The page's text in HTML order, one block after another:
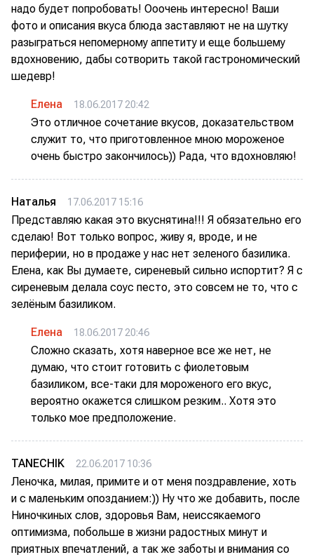
надо будет попробовать! Ооочень интересно! Ваши
фото и описания вкуса блюда заставляют не на шутку
разыграться непомерному аппетиту и еще большему
вдохновению, дабы сотворить такой гастрономический
шедевр!
Елена 18.06.2017 20:42
Это отличное сочетание вкусов, доказательством
служит то, что приготовленное мною мороженое
очень быстро закончилось)) Рада, что вдохновляю!
Наталья 17.06.2017 15:16
Представляю какая это вкуснятина!!! Я обязательно его
сделаю! Вот только вопрос, живу я, вроде, и не
периферии, но в продаже у нас нет зеленого базилика.
Елена, как Вы думаете, сиреневый сильно испортит? Я с
сиреневым делала соус песто, это совсем не то, что с
зелёным базиликом.
Елена 18.06.2017 20:46
Сложно сказать, хотя наверное все же нет, не
думаю, что стоит готовить с фиолетовым
базиликом, все-таки для мороженого его вкус,
вероятно окажется слишком резким.. Хотя это
только мое предположение.
TANECHIK 22.06.2017 10:36
Леночка, милая, примите и от меня поздравление, хоть
и с маленьким опозданием:)) Ну что же добавить, после
Ниночкиных слов, здоровья Вам, неиссякаемого
оптимизма, побольше в жизни радостных минут и
приятных впечатлений, а так же заботы и внимания со